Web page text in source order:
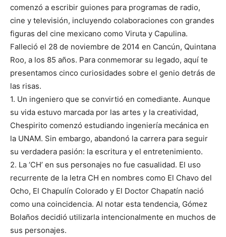
comenzó a escribir guiones para programas de radio,
cine y televisión, incluyendo colaboraciones con grandes
figuras del cine mexicano como Viruta y Capulina.
Falleció el 28 de noviembre de 2014 en Cancún, Quintana
Roo, a los 85 años. Para conmemorar su legado, aquí te
presentamos cinco curiosidades sobre el genio detrás de
las risas.
1. Un ingeniero que se convirtió en comediante. Aunque
su vida estuvo marcada por las artes y la creatividad,
Chespirito comenzó estudiando ingeniería mecánica en
la UNAM. Sin embargo, abandonó la carrera para seguir
su verdadera pasión: la escritura y el entretenimiento.
2. La ‘CH’ en sus personajes no fue casualidad. El uso
recurrente de la letra CH en nombres como El Chavo del
Ocho, El Chapulín Colorado y El Doctor Chapatín nació
como una coincidencia. Al notar esta tendencia, Gómez
Bolaños decidió utilizarla intencionalmente en muchos de
sus personajes.